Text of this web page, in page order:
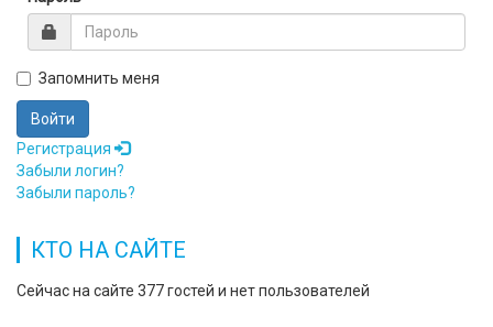
Запомнить меня
Войти
Регистрация
Забыли логин?
Забыли пароль?
КТО НА САЙТЕ
Сейчас на сайте 377 гостей и нет пользователей